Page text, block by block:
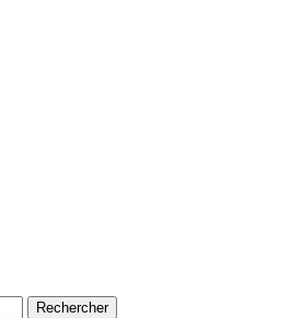
Rechercher